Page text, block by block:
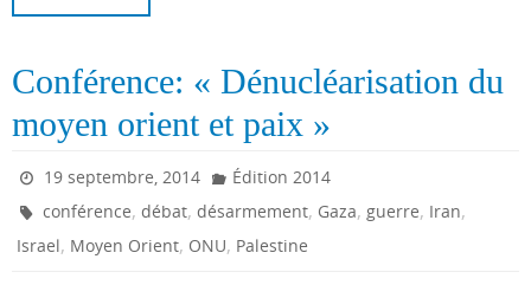
Conférence: « Dénucléarisation du
moyen orient et paix »
19 septembre, 2014
Édition 2014
conférence,débat,désarmement, Gaza, guerre, Iran,
Israel, Moyen Orient, ONU, Palestine